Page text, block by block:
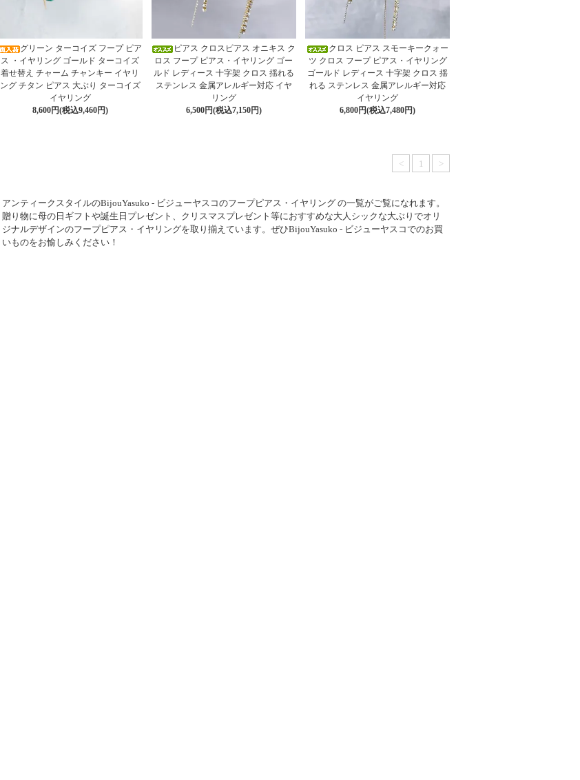
グリーン ターコイズ フープ ピア
ス ・イヤリング ゴールド ターコイズ
着せ替え チャーム チャンキー イヤリ
ング チタン ピアス 大ぶり ターコイズ
イヤリング
8,600円(税込9,460円)
ピアス クロスピアス オニキス ク
ロス フープ ピアス・イヤリング ゴー
ルド レディース 十字架 クロス 揺れる
ステンレス 金属アレルギー対応 イヤ
リング
6,500円(税込7,150円)
クロス ピアス スモーキークォー
ツ クロス フープ ピアス・イヤリング
ゴールド レディース 十字架 クロス 揺
れる ステンレス 金属アレルギー対応
イヤリング
6,800円(税込7,480円)
< 1 >
アンティークスタイルのBijouYasuko - ビジューヤスコのフープピアス・イヤリング の一覧がご覧になれます。
贈り物に母の日ギフトや誕生日プレゼント、クリスマスプレゼント等におすすめな大人シックな大ぶりでオリ
ジナルデザインのフープピアス・イヤリングを取り揃えています。ぜひBijouYasuko - ビジューヤスコでのお買
いものをお愉しみください！